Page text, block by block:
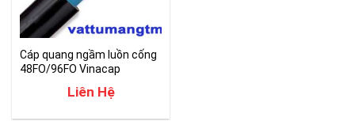
Cáp quang ngầm luồn cống
48FO/96FO Vinacap
Liên Hệ